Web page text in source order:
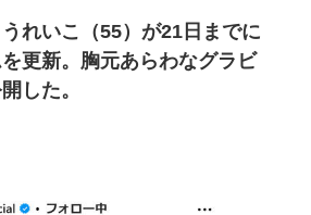
れいこ（55）が21日までに
更新。胸元あらわなグラビ
した。